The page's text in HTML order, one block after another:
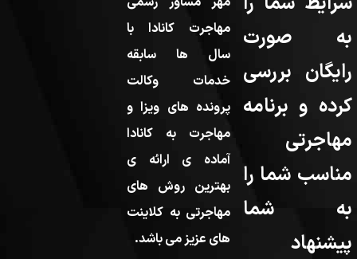
به صورت
رایگان بررسی
کرده و برنامه
مهاجرتی
مناسب شما را
به شما
پیشنهاد
مهاجرت کانادا با
سال ها سابقه
خدمات وکالت
پرونده های ویزا و
مهاجرت به کانادا
آماده ی ارائه ی
بهترین روش های
مهاجرتی به کلاینت
های عزیز می باشد.